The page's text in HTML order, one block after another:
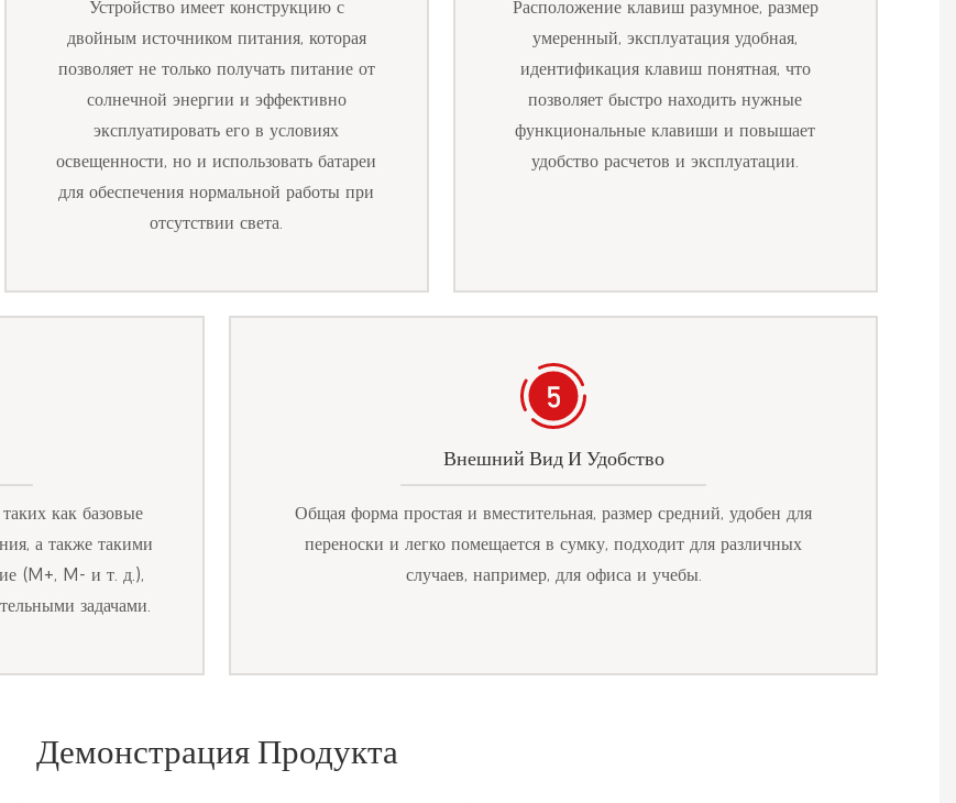
Устройство имеет конструкцию с
двойным источником питания, которая
позволяет не только получать питание от
солнечной энергии и эффективно
эксплуатировать его в условиях
освещенности, но и использовать батареи
для обеспечения нормальной работы при
отсутствии света.
Расположение клавиш разумное, размер
умеренный, эксплуатация удобная,
идентификация клавиш понятная, что
позволяет быстро находить нужные
функциональные клавиши и повышает
удобство расчетов и эксплуатации.
как базовые
а также такими
(M+, M- и т. д.),
задачами.
Внешний Вид И Удобство
Общая форма простая и вместительная, размер средний, удобен для
переноски и легко помещается в сумку, подходит для различных
случаев, например, для офиса и учебы.
Демонстрация Продукта